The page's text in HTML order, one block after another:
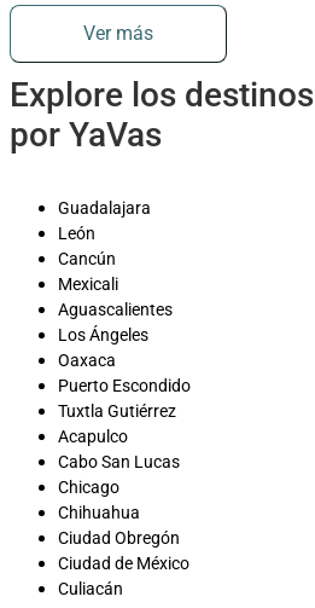
Ver más
Explore los
por YaVas
Guadalajara
León
Cancún
Mexicali
Aguascalientes
Los Ángeles
Oaxaca
Puerto Escondido
Tuxtla Gutiérrez
Acapulco
Cabo San Lucas
Chicago
Chihuahua
Ciudad Obregón
Ciudad de México
Culiacán